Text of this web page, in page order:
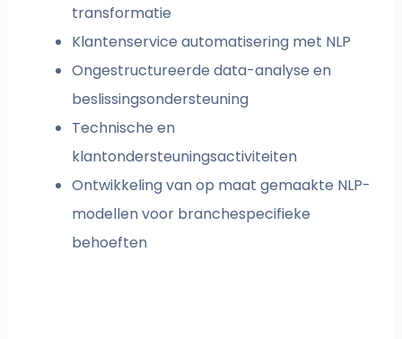
transformatie
Klantenservice automatisering met NLP
Ongestructureerde data-analyse en
beslissingsondersteuning
Technische en
klantondersteuningsactiviteiten
Ontwikkeling van op maat gemaakte NLP-
modellen voor branchespecifieke
behoeften